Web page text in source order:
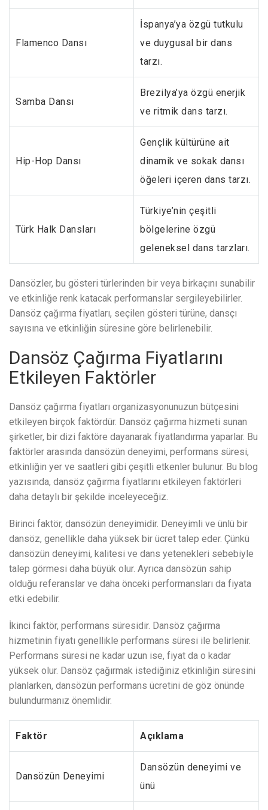
Flamenco Dansı
İspanya’ya özgü tutkulu
ve duygusal bir dans
tarzı.
Samba Dansı
Brezilya’ya özgü enerjik
ve ritmik dans tarzı.
Hip-Hop Dansı
Gençlik kültürüne ait
dinamik ve sokak dansı
öğeleri içeren dans tarzı.
Türk Halk Dansları
Türkiye’nin çeşitli
bölgelerine özgü
geleneksel dans tarzları.
Dansözler, bu gösteri türlerinden bir veya birkaçını sunabilir
ve etkinliğe renk katacak performanslar sergileyebilirler.
Dansöz çağırma fiyatları, seçilen gösteri türüne, dansçı
sayısına ve etkinliğin süresine göre belirlenebilir.
Dansöz Çağırma Fiyatlarını
Etkileyen Faktörler
Dansöz çağırma fiyatları organizasyonunuzun bütçesini
etkileyen birçok faktördür. Dansöz çağırma hizmeti sunan
şirketler, bir dizi faktöre dayanarak fiyatlandırma yaparlar. Bu
faktörler arasında dansözün deneyimi, performans süresi,
etkinliğin yer ve saatleri gibi çeşitli etkenler bulunur. Bu blog
yazısında, dansöz çağırma fiyatlarını etkileyen faktörleri
daha detaylı bir şekilde inceleyeceğiz.
Birinci faktör, dansözün deneyimidir. Deneyimli ve ünlü bir
dansöz, genellikle daha yüksek bir ücret talep eder. Çünkü
dansözün deneyimi, kalitesi ve dans yetenekleri sebebiyle
talep görmesi daha büyük olur. Ayrıca dansözün sahip
olduğu referanslar ve daha önceki performansları da fiyata
etki edebilir.
İkinci faktör, performans süresidir. Dansöz çağırma
hizmetinin fiyatı genellikle performans süresi ile belirlenir.
Performans süresi ne kadar uzun ise, fiyat da o kadar
yüksek olur. Dansöz çağırmak istediğiniz etkinliğin süresini
planlarken, dansözün performans ücretini de göz önünde
bulundurmanız önemlidir.
Faktör Açıklama
Dansözün Deneyimi
Dansözün deneyimi ve
ünü